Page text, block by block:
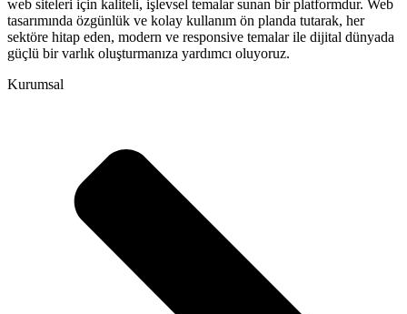
web siteleri için kaliteli, işlevsel temalar sunan bir platformdur. Web
tasarımında özgünlük ve kolay kullanım ön planda tutarak, her
sektöre hitap eden, modern ve responsive temalar ile dijital dünyada
güçlü bir varlık oluşturmanıza yardımcı oluyoruz.
Kurumsal